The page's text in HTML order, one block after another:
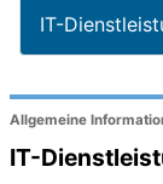
IT-
Allgemeine
IT-